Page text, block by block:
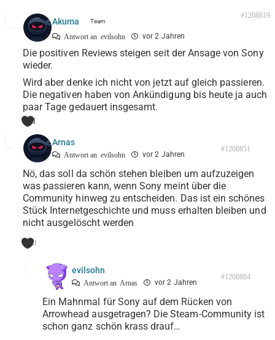
Akuma
Antwort an evilsohn vor 2 Jahren
#1208819
Die positiven Reviews steigen seit der Ansage von Sony
wieder.
Wird aber denke ich nicht von jetzt auf gleich passieren.
Die negativen haben von Ankündigung bis heute ja auch
paar Tage gedauert insgesamt.
1
Arnas
Antwort an evilsohn vor 2 Jahren
#1208851
Nö, das soll da schön stehen bleiben um aufzuzeigen
was passieren kann, wenn Sony meint über die
Community hinweg zu entscheiden. Das ist ein schönes
Stück Internetgeschichte und muss erhalten bleiben und
nicht ausgelöscht werden
0
evilsohn
Antwort an Arnas vor 2 Jahren
#1208884
Ein Mahnmal für Sony auf dem Rücken von
Arrowhead ausgetragen? Die Steam-Community ist
schon ganz schön krass drauf…